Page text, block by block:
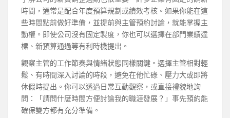
時間，通常是配合年度預算規劃或績效考核。如果你能在這
些時間點前做好準備，並提前與主管預約討論，就能掌握主
動權。即使公司沒有固定製度，你也可以選擇在部門業績達
標、新預算通過等有利時機提出。
觀察主管的工作節奏與情緒狀態同樣關鍵。選擇主管相對輕
鬆、有時間深入討論的時段，避免在他忙碌、壓力大或即將
休假時提出。你可以透過日常互動觀察，或直接禮貌地詢
問：「請問什麼時間方便討論我的職涯發展？」事先預約能
確保雙方都有充分準備。